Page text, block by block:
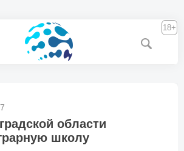
18+
области
школу